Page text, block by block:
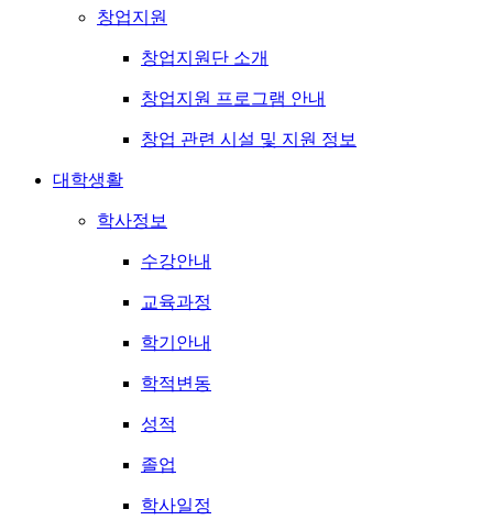
창업지원
창업지원단 소개
창업지원 프로그램 안내
창업 관련 시설 및 지원 정보
대학생활
학사정보
수강안내
교육과정
학기안내
학적변동
성적
졸업
학사일정